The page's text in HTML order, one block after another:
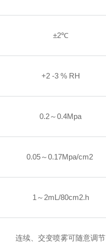
±2℃
+2 -3 % RH
0.2～0.4Mpa
0.05～0.17Mpa/cm2
1～2mL/80cm2.h
连续、交变喷雾可随意调节